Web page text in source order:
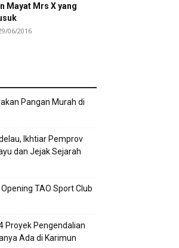
Mayat Mrs X yang
06/2016
Pangan Murah di
Ikhtiar Pemprov
dan Jejak Sejarah
TAO Sport Club
Proyek Pengendalian
Ada di Karimun